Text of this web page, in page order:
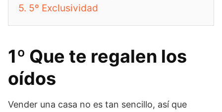
5. 5º Exclusividad
1º Que te regalen los
oídos
Vender una casa no es tan sencillo, así que